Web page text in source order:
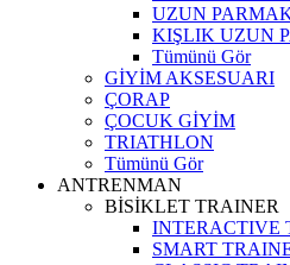
UZUN
KIŞLIK UZUN
Tümünü Gör
GİYİM AKSESUARI
ÇORAP
ÇOCUK GİYİM
TRIATHLON
Tümünü Gör
ANTRENMAN
BİSİKLET TRAINER
INTERACTIVE
SMART